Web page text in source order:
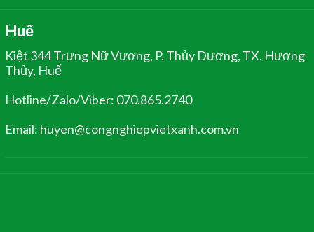
Huế
Kiệt 344 Trưng Nữ Vương, P. Thủy Dương, TX. Hương
Thủy, Huế
Hotline/Zalo/Viber: 070.865.2740
Email: huyen@congnghiepvietxanh.com.vn